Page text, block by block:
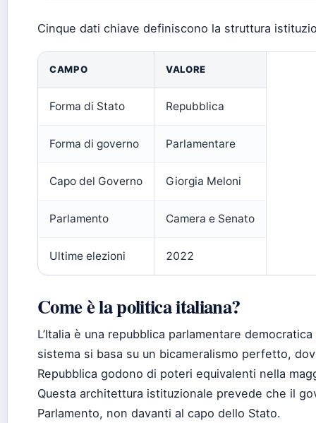
Cinque dati chiave definiscono la struttura
CAMPO VALORE
Forma di Stato Repubblica
Forma di governo Parlamentare
Capo del Governo Giorgia Meloni
Parlamento Camera e Senato
Ultime elezioni 2022
Come è la politica italiana?
L’Italia è una repubblica parlamentare
sistema si basa su un bicameralismo perfetto,
Repubblica godono di poteri equivalenti nella
Questa architettura istituzionale prevede che il
Parlamento, non davanti al capo dello Stato.